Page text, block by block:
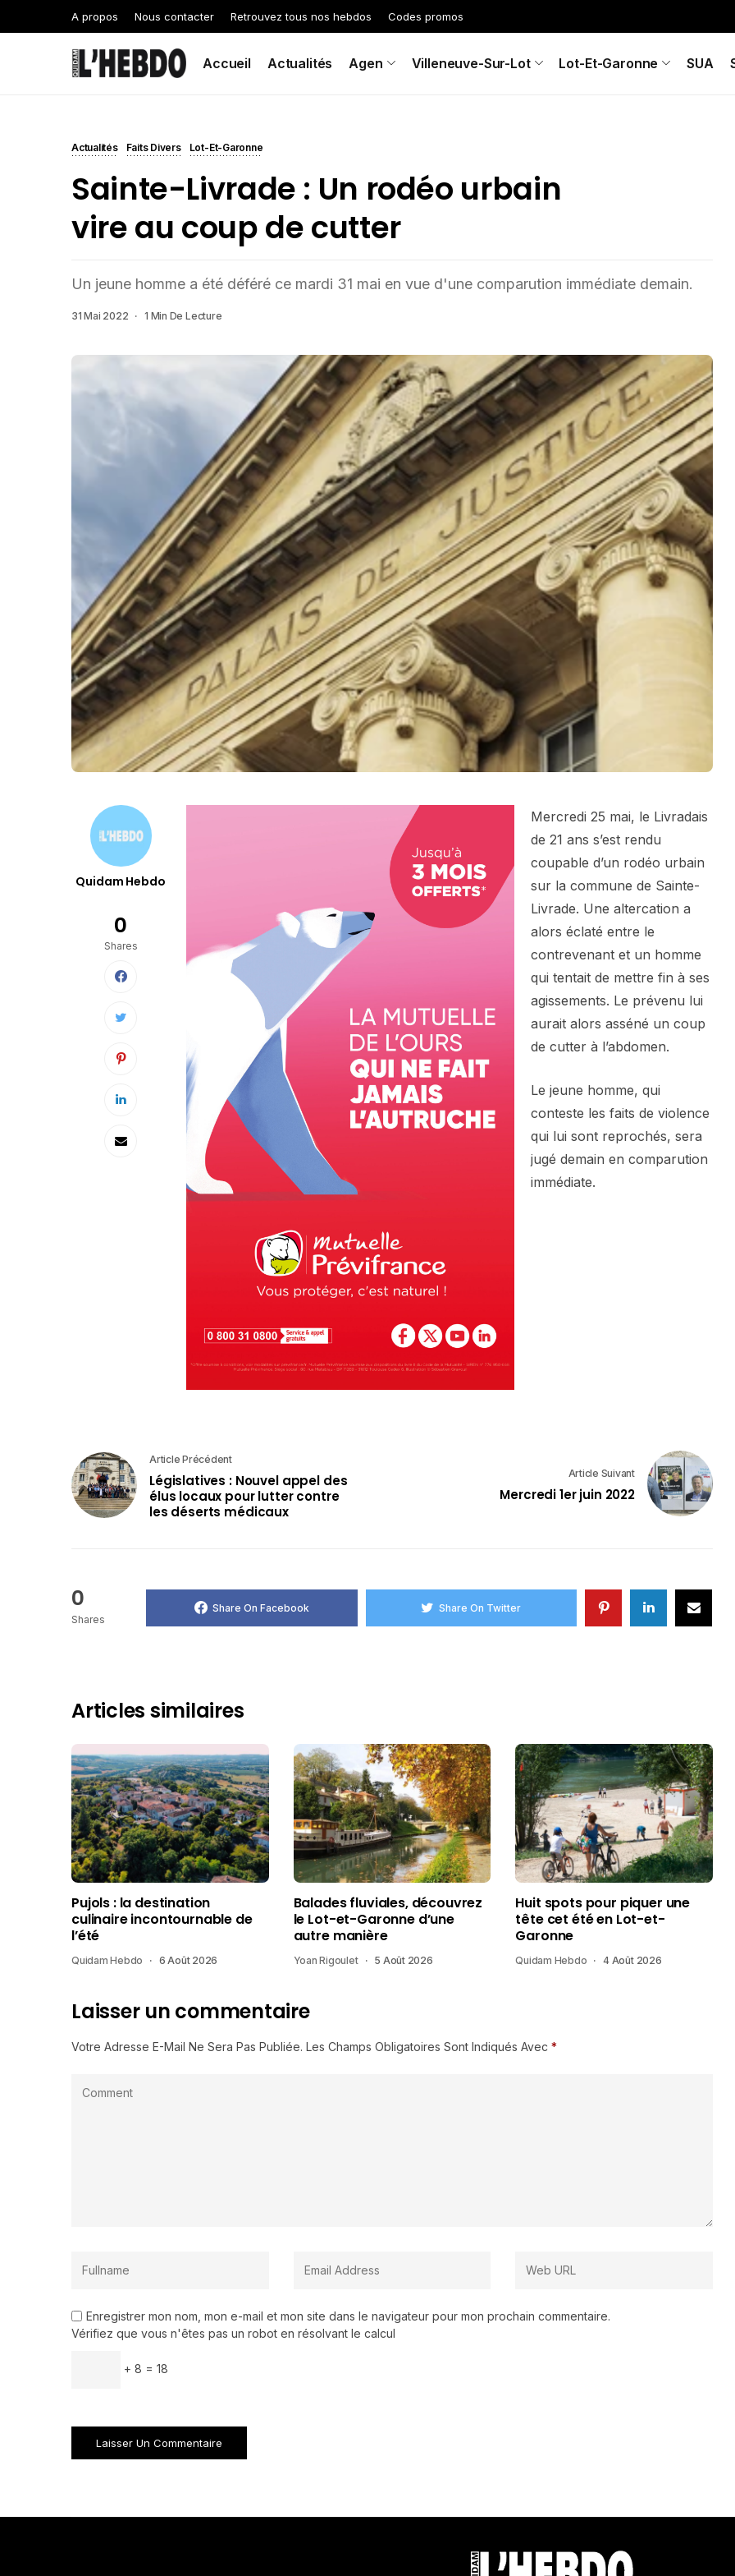
A propos Nous contacter Retrouvez tous nos hebdos Codes promos
Accueil Actualités Agen Villeneuve-Sur-Lot Lot-Et-Garonne SUA
Actualités Faits Divers Lot-Et-Garonne
Sainte-Livrade : Un rodéo urbain
vire au coup de cutter
Un jeune homme a été déféré ce mardi 31 mai en vue d'une comparution immédiate demain.
31 Mai 2022 1 Min De Lecture
Quidam Hebdo
0
Shares
Mercredi 25 mai, le Livradais
de 21 ans s’est rendu
coupable d’un rodéo urbain
sur la commune de Sainte-
Livrade. Une altercation a
alors éclaté entre le
contrevenant et un homme
qui tentait de mettre fin à ses
agissements. Le prévenu lui
aurait alors asséné un coup
de cutter à l’abdomen.
Le jeune homme, qui
conteste les faits de violence
qui lui sont reprochés, sera
jugé demain en comparution
immédiate.
Article Précédent
Législatives : Nouvel appel des
élus locaux pour lutter contre
les déserts médicaux
Article Suivant
Mercredi 1er juin 2022
0
Shares
Share On Facebook Share On Twitter
Articles similaires
Pujols : la destination
culinaire incontournable de
l’été
Quidam Hebdo 6 Août 2026
Balades fluviales, découvrez
le Lot-et-Garonne d’une
autre manière
Yoan Rigoulet 5 Août 2026
Huit spots pour piquer une
tête cet été en Lot-et-
Garonne
Quidam Hebdo 4 Août 2026
Laisser un commentaire
Votre Adresse E-Mail Ne Sera Pas Publiée. Les Champs Obligatoires Sont Indiqués Avec *
Enregistrer mon nom, mon e-mail et mon site dans le navigateur pour mon prochain commentaire.
Vérifiez que vous n'êtes pas un robot en résolvant le calcul
+ 8 = 18